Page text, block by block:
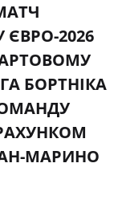
2026
БОРТНІКА
МАРИНО